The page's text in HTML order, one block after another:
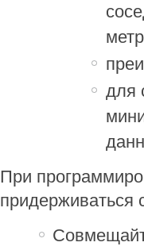
для
При